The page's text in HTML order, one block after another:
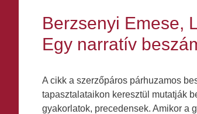
Berzsenyi Emese,
Egy narratív
A cikk a szerzőpáros párhuzamos
tapasztalataikon keresztül mutatják
gyakorlatok, precedensek. Amikor a